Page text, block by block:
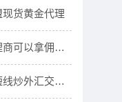
货黄金代理
百利好金业：黄金代理商可以拿佣金吗
百利好环球：如何做短线炒外汇交易？技